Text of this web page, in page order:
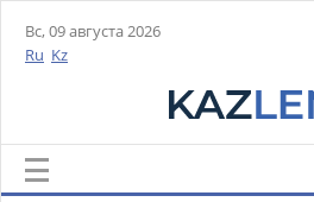
Вс, 09 августа 2026
Ru Kz